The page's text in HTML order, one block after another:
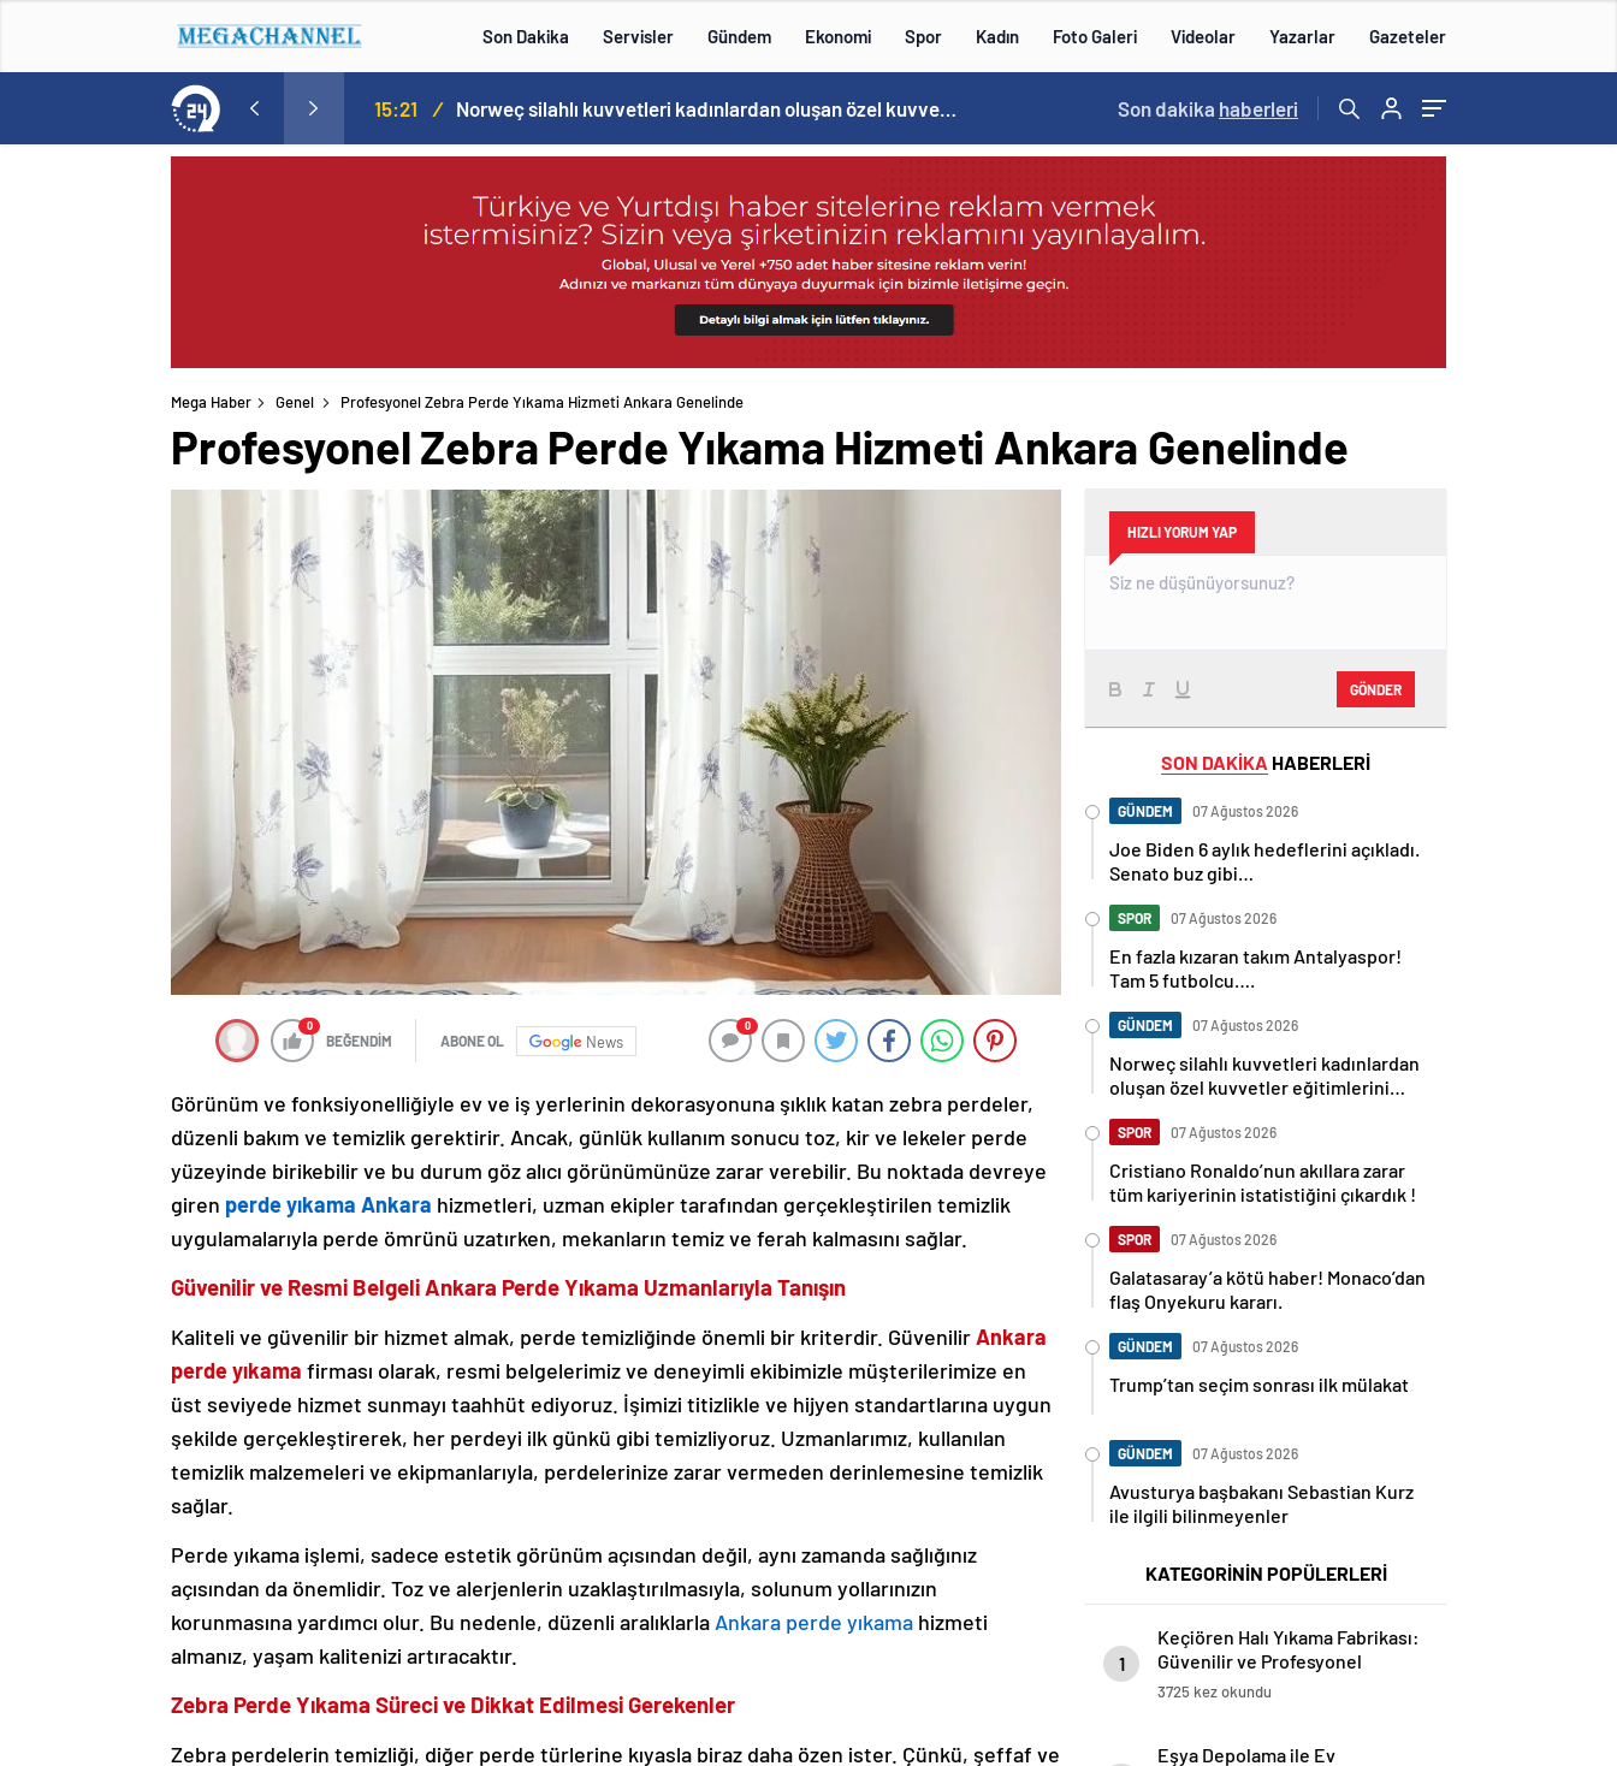
Son Dakika Servisler Gündem Ekonomi Spor Kadın Foto Galeri Videolar Yazarlar Gazeteler
Tam 5 futbolcu…. 15:21 / Norweç silahlı kuvvetleri kadınlardan oluşan özel kuvvetler eğitimlerini başlattı. 15:20 /
Son dakika haberleri
Mega Haber Genel Profesyonel Zebra Perde Yıkama Hizmeti Ankara Genelinde
Profesyonel Zebra Perde Yıkama Hizmeti Ankara Genelinde
0
BEĞENDİM ABONE OL News
0
Görünüm ve fonksiyonelliğiyle ev ve iş yerlerinin dekorasyonuna şıklık katan zebra perdeler,
düzenli bakım ve temizlik gerektirir. Ancak, günlük kullanım sonucu toz, kir ve lekeler perde
yüzeyinde birikebilir ve bu durum göz alıcı görünümünüze zarar verebilir. Bu noktada devreye
giren perde yıkama Ankara hizmetleri, uzman ekipler tarafından gerçekleştirilen temizlik
uygulamalarıyla perde ömrünü uzatırken, mekanların temiz ve ferah kalmasını sağlar.
Güvenilir ve Resmi Belgeli Ankara Perde Yıkama Uzmanlarıyla Tanışın
Kaliteli ve güvenilir bir hizmet almak, perde temizliğinde önemli bir kriterdir. GüvenilirAnkara
perde yıkama firması olarak, resmi belgelerimiz ve deneyimli ekibimizle müşterilerimize en
üst seviyede hizmet sunmayı taahhüt ediyoruz. İşimizi titizlikle ve hijyen standartlarına uygun
şekilde gerçekleştirerek, her perdeyi ilk günkü gibi temizliyoruz. Uzmanlarımız, kullanılan
temizlik malzemeleri ve ekipmanlarıyla, perdelerinize zarar vermeden derinlemesine temizlik
sağlar.
Perde yıkama işlemi, sadece estetik görünüm açısından değil, aynı zamanda sağlığınız
açısından da önemlidir. Toz ve alerjenlerin uzaklaştırılmasıyla, solunum yollarınızın
korunmasına yardımcı olur. Bu nedenle, düzenli aralıklarla Ankara perde yıkama hizmeti
almanız, yaşam kalitenizi artıracaktır.
Zebra Perde Yıkama Süreci ve Dikkat Edilmesi Gerekenler
Zebra perdelerin temizliği, diğer perde türlerine kıyasla biraz daha özen ister. Çünkü, şeffaf ve
HIZLI YORUM YAP
GÖNDER
SON DAKİKA HABERLERİ
GÜNDEM 07 Ağustos 2026
Joe Biden 6 aylık hedeflerini açıkladı.
Senato buz gibi…
SPOR 07 Ağustos 2026
En fazla kızaran takım Antalyaspor!
Tam 5 futbolcu….
GÜNDEM 07 Ağustos 2026
Norweç silahlı kuvvetleri kadınlardan
oluşan özel kuvvetler eğitimlerini
SPOR 07 Ağustos 2026
Cristiano Ronaldo’nun akıllara zarar
tüm kariyerinin istatistiğini çıkardık !
SPOR 07 Ağustos 2026
Galatasaray’a kötü haber! Monaco’dan
flaş Onyekuru kararı.
GÜNDEM 07 Ağustos 2026
Trump’tan seçim sonrası ilk mülakat
GÜNDEM 07 Ağustos 2026
Avusturya başbakanı Sebastian Kurz
ile ilgili bilinmeyenler
KATEGORİNİN POPÜLERLERİ
1
Keçiören Halı Yıkama Fabrikası:
Güvenilir ve Profesyonel
Hizmetin Adresi
3725 kez okundu
Eşya Depolama ile Ev